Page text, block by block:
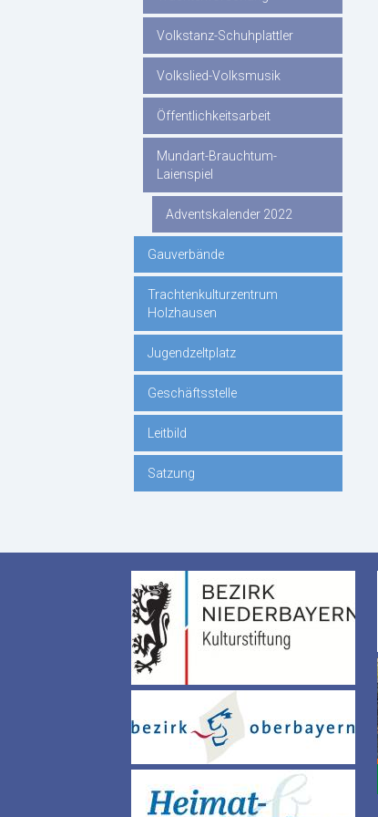
Volkstanz-Schuhplattler
Volkslied-Volksmusik
Öffentlichkeitsarbeit
Mundart-Brauchtum-
Laienspiel
Adventskalender 2022
Gauverbände
Trachtenkulturzentrum
Holzhausen
Jugendzeltplatz
Geschäftsstelle
Leitbild
Satzung